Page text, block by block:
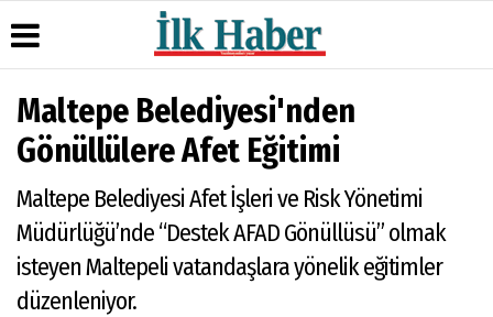
Üye Paneli
Haber
Gazete
Arşivi
Günün
Haberleri
Hava
Durumu
Gazete
Manşetleri
Anketler
Biyografiler
Köşe
Yazarları
Video
Galeri
Foto
Galeri
Çerez
Gizlilik
İlkeleri
Maltepe Belediyesi'nden
Gönüllülere Afet Eğitimi
Maltepe Belediyesi Afet İşleri ve Risk Yönetimi
Müdürlüğü’nde “Destek AFAD Gönüllüsü” olmak
isteyen Maltepeli vatandaşlara yönelik eğitimler
düzenleniyor.